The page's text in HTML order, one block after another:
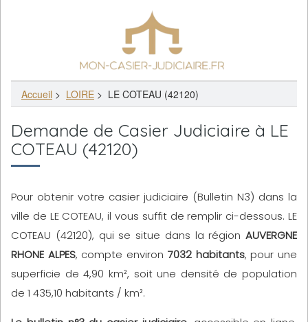
Accueil > LOIRE > LE COTEAU (42120)
Demande de Casier Judiciaire à LE
COTEAU (42120)
Pour obtenir votre casier judiciaire (Bulletin N3) dans la
ville de LE COTEAU, il vous suffit de remplir ci-dessous. LE
COTEAU (42120), qui se situe dans la région AUVERGNE
RHONE ALPES, compte environ 7032 habitants, pour une
superficie de 4,90 km², soit une densité de population
de 1 435,10 habitants / km².